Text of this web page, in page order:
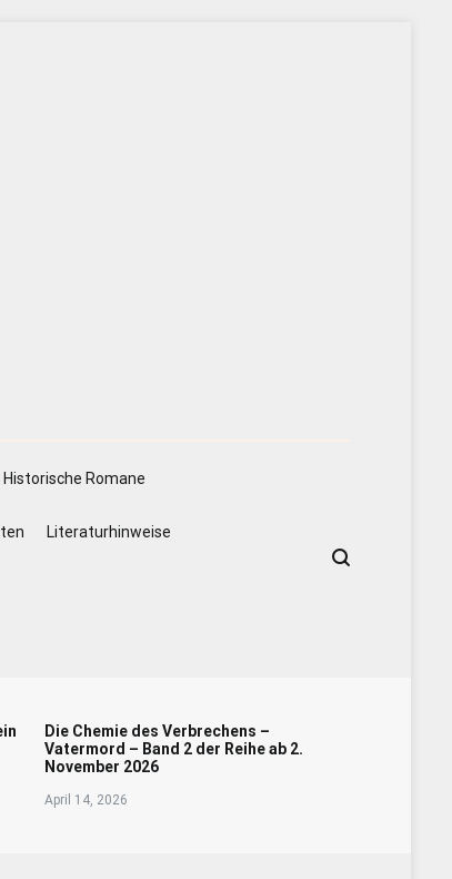
Historische Romane
Literaturhinweise
Die Chemie des Verbrechens –
Vatermord – Band 2 der Reihe ab 2.
November 2026
April 14, 2026